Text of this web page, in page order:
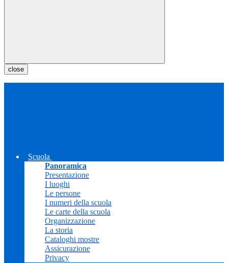
close
Scuola
Panoramica
Presentazione
I luoghi
Le persone
I numeri della scuola
Le carte della scuola
Organizzazione
La storia
Cataloghi mostre
Assicurazione
Privacy